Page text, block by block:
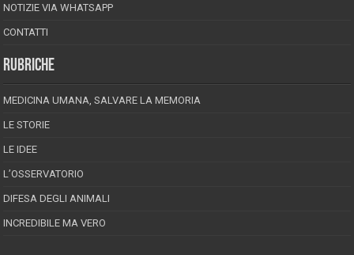
NOTIZIE VIA WHATSAPP
CONTATTI
RUBRICHE
MEDICINA UMANA, SALVARE LA MEMORIA
LE STORIE
LE IDEE
L’OSSERVATORIO
DIFESA DEGLI ANIMALI
INCREDIBILE MA VERO